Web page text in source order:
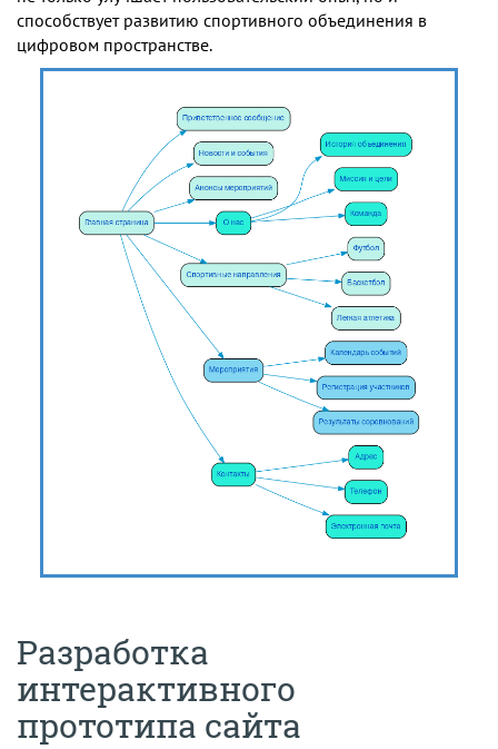
способствует развитию спортивного объединения в
цифровом пространстве.
Разработка
интерактивного
прототипа сайта